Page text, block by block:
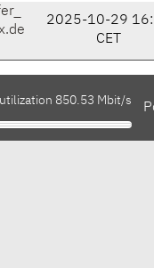
2025-10-29
CET
850.53 Mbit/s